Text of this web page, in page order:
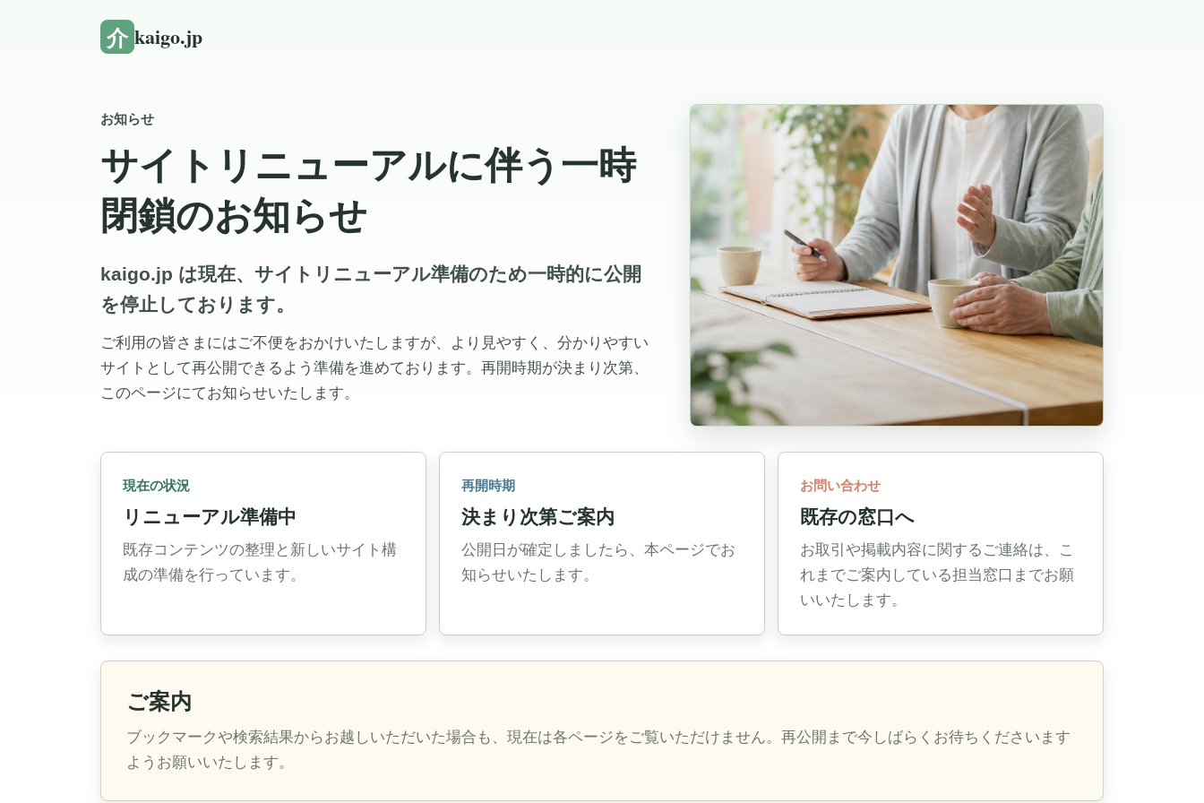
介 kaigo.jp
お知らせ
サイトリニューアルに伴う一時
閉鎖のお知らせ
kaigo.jp は現在、サイトリニューアル準備のため一時的に公開
を停止しております。
ご利用の皆さまにはご不便をおかけいたしますが、より見やすく、分かりやすい
サイトとして再公開できるよう準備を進めております。再開時期が決まり次第、
このページにてお知らせいたします。
現在の状況
リニューアル準備中
既存コンテンツの整理と新しいサイト構
成の準備を行っています。
再開時期
決まり次第ご案内
公開日が確定しましたら、本ページでお
知らせいたします。
お問い合わせ
既存の窓口へ
お取引や掲載内容に関するご連絡は、こ
れまでご案内している担当窓口までお願
いいたします。
ご案内
ブックマークや検索結果からお越しいただいた場合も、現在は各ページをご覧いただけません。再公開まで今しばらくお待ちくださいます
ようお願いいたします。